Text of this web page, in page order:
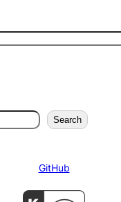
Search
GitHub